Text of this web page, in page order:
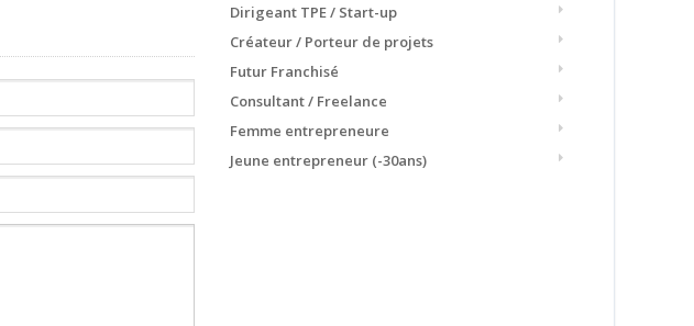
Dirigeant TPE / Start-up
Créateur / Porteur de projets
Futur Franchisé
Consultant / Freelance
Femme entrepreneure
Jeune entrepreneur (-30ans)